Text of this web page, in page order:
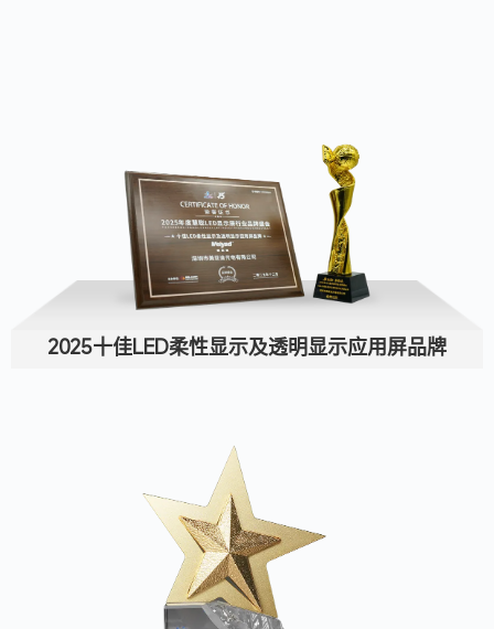
2025十佳LED柔性显示及透明显示应用屏品牌